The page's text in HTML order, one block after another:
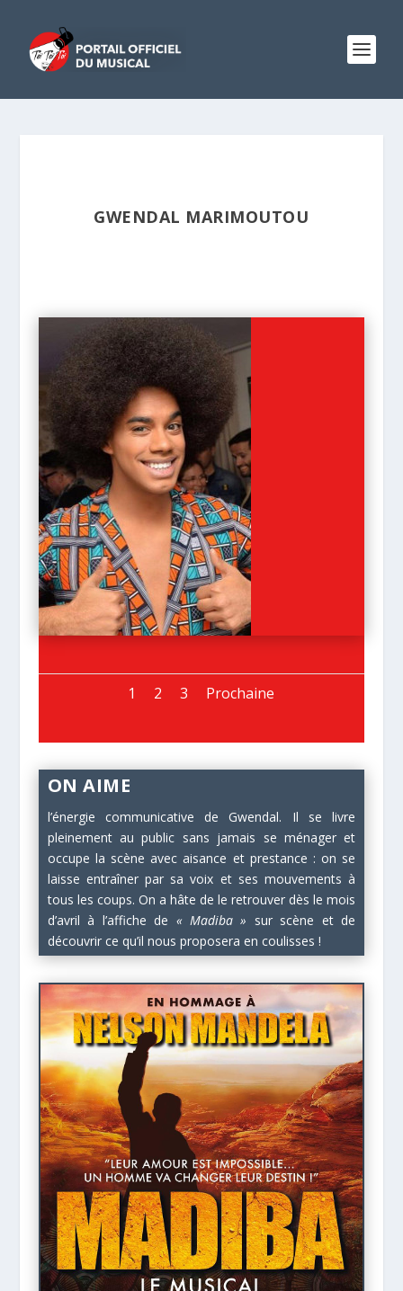
GWENDAL MARIMOUTOU
1 2 3 Prochaine
ON AIME
l’énergie communicative de Gwendal. Il se livre
pleinement au public sans jamais se ménager et
occupe la scène avec aisance et prestance : on se
laisse entraîner par sa voix et ses mouvements à
tous les coups. On a hâte de le retrouver dès le mois
d’avril à l’affiche de « Madiba » sur scène et de
découvrir ce qu’il nous proposera en coulisses !